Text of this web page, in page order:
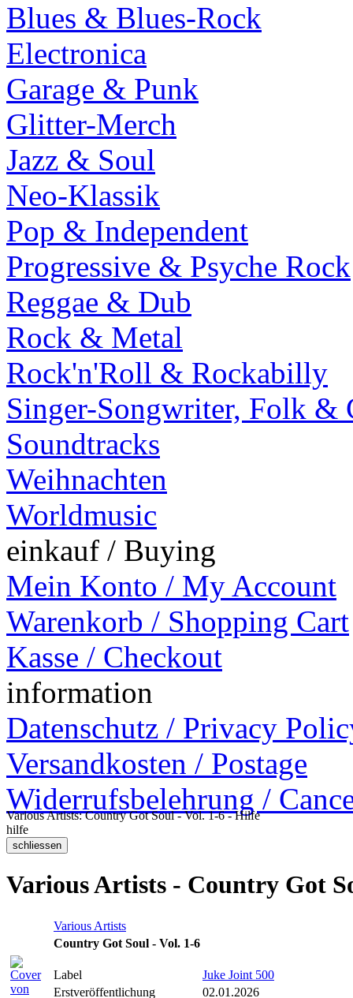
Blues & Blues-Rock
Electronica
Garage & Punk
Glitter-Merch
Jazz & Soul
Neo-Klassik
Pop & Independent
Progressive & Psyche Rock
Reggae & Dub
Rock & Metal
Rock'n'Roll & Rockabilly
Singer-Songwriter, Folk &
Soundtracks
Weihnachten
Worldmusic
einkauf / Buying
Mein Konto / My Account
Warenkorb / Shopping Cart
Kasse / Checkout
information
Datenschutz / Privacy
Versandkosten / Postage
Widerrufsbelehrung /
Various Artists: Country Got Soul - Vol. 1-6 - Hilfe
hilfe
Various Artists - Country Got
Various Artists
Country Got Soul - Vol. 1-6
Label
Juke Joint 500
Erstveröffentlichung
02.01.2026